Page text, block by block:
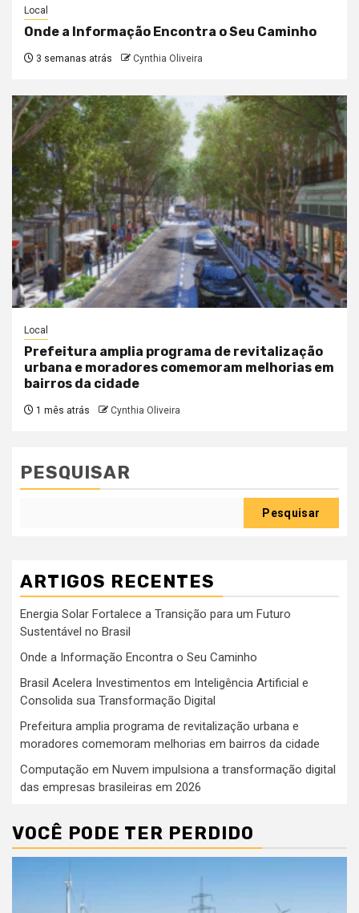
Local
Onde a Informação Encontra o Seu Caminho
3 semanas atrás Cynthia Oliveira
Local
Prefeitura amplia programa de revitalização
urbana e moradores comemoram melhorias em
bairros da cidade
1 mês atrás Cynthia Oliveira
PESQUISAR
Pesquisar
ARTIGOS RECENTES
Energia Solar Fortalece a Transição para um Futuro
Sustentável no Brasil
Onde a Informação Encontra o Seu Caminho
Brasil Acelera Investimentos em Inteligência Artificial e
Consolida sua Transformação Digital
Prefeitura amplia programa de revitalização urbana e
moradores comemoram melhorias em bairros da cidade
Computação em Nuvem impulsiona a transformação digital
das empresas brasileiras em 2026
VOCÊ PODE TER PERDIDO